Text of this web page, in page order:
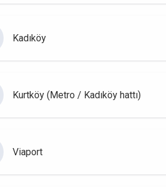
Kadıköy
Kurtköy (Metro / Kadıköy hattı)
Viaport